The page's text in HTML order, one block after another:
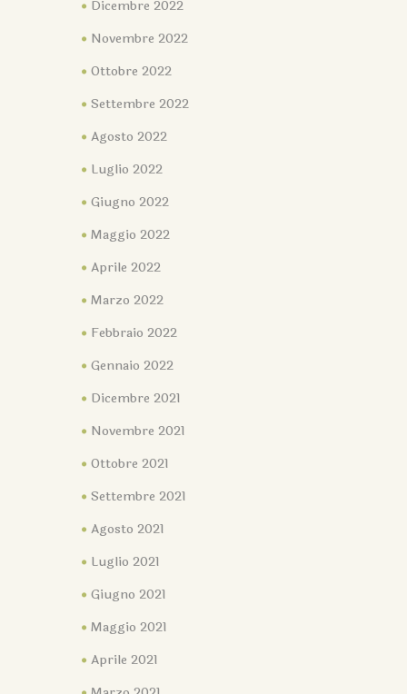
Dicembre 2022
Novembre 2022
Ottobre 2022
Settembre 2022
Agosto 2022
Luglio 2022
Giugno 2022
Maggio 2022
Aprile 2022
Marzo 2022
Febbraio 2022
Gennaio 2022
Dicembre 2021
Novembre 2021
Ottobre 2021
Settembre 2021
Agosto 2021
Luglio 2021
Giugno 2021
Maggio 2021
Aprile 2021